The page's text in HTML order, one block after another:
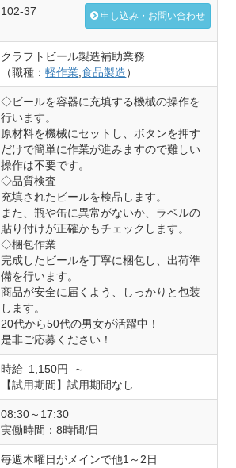
102-37 申し込み・お問い合わせ
クラフトビール製造補助業務
（職種：軽作業 ,食品製造）
◇ビールを容器に充填する機械の操作を
行います。
原材料を機械にセットし、ボタンを押す
だけで簡単に作業が進みますので難しい
操作は不要です。
◇品質検査
充填されたビールを検品します。
また、瓶や缶に異常がないか、ラベルの
貼り付けが正確かもチェックします。
◇梱包作業
完成したビールを丁寧に梱包し、出荷準
備を行います。
商品が安全に届くよう、しっかりと包装
します。
20代から50代の男女が活躍中！
是非ご応募ください！
時給 1,150円 ～
【試用期間】試用期間なし
08:30～17:30
実働時間：8時間/日
毎週木曜日がメインで他1～2日